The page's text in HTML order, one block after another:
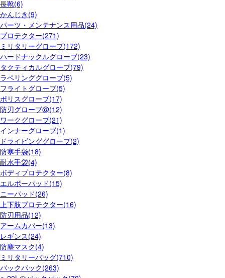
長靴(6)
かんじき(9)
パーツ・メンテナンス用品(24)
プロテクター(271)
ミリタリーグローブ(172)
ハードナックルグローブ(23)
タクティカルグローブ(79)
ラペリンググローブ(5)
フライトグローブ(5)
ポリスグローブ(17)
防刃グローブ@(12)
ワークグローブ(21)
インナーグローブ(1)
ドライビンググローブ(2)
防寒手袋(18)
耐水手袋(4)
ボディプロテクター(8)
エルボーパッド(15)
ニーパッド(26)
上下肢プロテクター(16)
防刃用品(12)
アームカバー(13)
レギンス(24)
防塵マスク(4)
ミリタリーバッグ(710)
バックパック(263)